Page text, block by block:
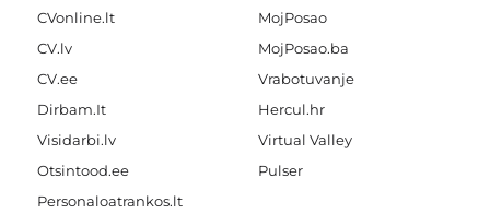
CVonline.lt
CV.lv
CV.ee
Dirbam.It
Visidarbi.lv
Otsintood.ee
Personaloatrankos.lt
MojPosao
MojPosao.ba
Vrabotuvanje
Hercul.hr
Virtual Valley
Pulser